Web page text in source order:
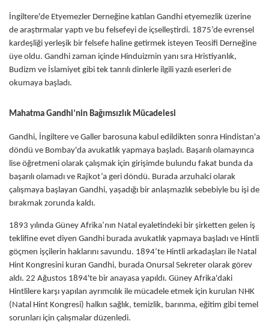
İngiltere'de Etyemezler Derneğine katılan Gandhi etyemezlik üzerine
de araştırmalar yaptı ve bu felsefeyi de içselleştirdi. 1875’de evrensel
kardeşliği yerleşik bir felsefe haline getirmek isteyen Teosifi Derneğine
üye oldu. Gandhi zaman içinde Hinduizmin yanı sıra Hristiyanlık,
Budizm ve İslamiyet gibi tek tanrılı dinlerle ilgili yazılı eserleri de
okumaya başladı.
Mahatma Gandhi’nin Bağımsızlık Mücadelesi
Gandhi, İngiltere ve Galler barosuna kabul edildikten sonra Hindistan'a
döndü ve Bombay'da avukatlık yapmaya başladı. Başarılı olamayınca
lise öğretmeni olarak çalışmak için girişimde bulundu fakat bunda da
başarılı olamadı ve Rajkot’a geri döndü. Burada arzuhalci olarak
çalışmaya başlayan Gandhi, yaşadığı bir anlaşmazlık sebebiyle bu işi de
bırakmak zorunda kaldı.
1893 yılında Güney Afrika’nın Natal eyaletindeki bir şirketten gelen iş
teklifine evet diyen Gandhi burada avukatlık yapmaya başladı ve Hintli
göçmen işçilerin haklarını savundu. 1894’te Hintli arkadaşları ile Natal
Hint Kongresini kuran Gandhi, burada Onursal Sekreter olarak görev
aldı. 22 Ağustos 1894'te bir anayasa yapıldı. Güney Afrika'daki
Hintlilere karşı yapılan ayrımcılık ile mücadele etmek için kurulan NHK
(Natal Hint Kongresi) halkın sağlık, temizlik, barınma, eğitim gibi temel
sorunları için çalışmalar düzenledi.